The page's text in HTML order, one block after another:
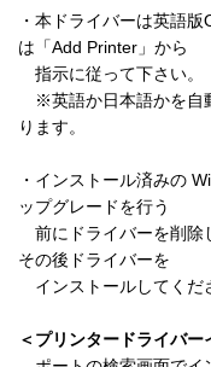
・本ドライバーは英語
は「Add Printer」から
指示に従って下さい。
※英語か日本語かを自
ります。
・インストール済みの
ップグレードを行う
前にドライバーを削除
その後ドライバーを
インストールしてくだ
＜プリンタードライバ